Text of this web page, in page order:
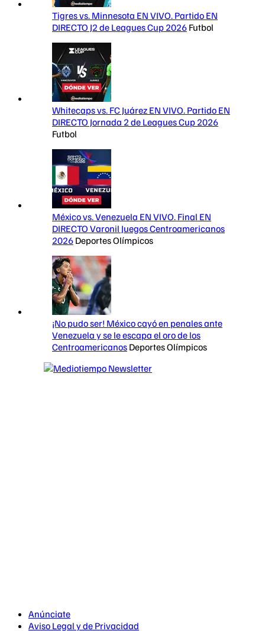
Tigres vs. Minnesota EN VIVO. Partido EN
DIRECTO J2 de Leagues Cup 2026 Futbol
Whitecaps vs. FC Juárez EN VIVO. Partido EN
DIRECTO Jornada 2 de Leagues Cup 2026
Futbol
México vs. Venezuela EN VIVO. Final EN
DIRECTO Varonil Juegos Centroamericanos
2026 Deportes Olímpicos
¡No pudo ser! México cayó en penales ante
Venezuela y se le escapa el oro de los
Centroamericanos Deportes Olímpicos
Anúnciate
Aviso Legal y de Privacidad